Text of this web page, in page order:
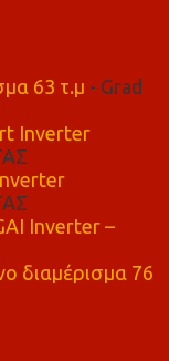
63 τ.μ - Grad
Inverter
Inverter –
διαμέρισμα 76